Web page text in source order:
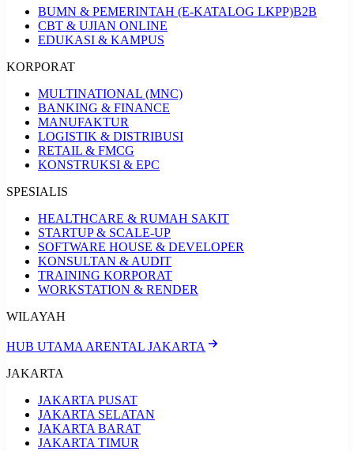
BUMN & PEMERINTAH (E-KATALOG LKPP)B2B
CBT & UJIAN ONLINE
EDUKASI & KAMPUS
KORPORAT
MULTINATIONAL (MNC)
BANKING & FINANCE
MANUFAKTUR
LOGISTIK & DISTRIBUSI
RETAIL & FMCG
KONSTRUKSI & EPC
SPESIALIS
HEALTHCARE & RUMAH SAKIT
STARTUP & SCALE-UP
SOFTWARE HOUSE & DEVELOPER
KONSULTAN & AUDIT
TRAINING KORPORAT
WORKSTATION & RENDER
WILAYAH
HUB UTAMA ARENTAL JAKARTA
JAKARTA
JAKARTA PUSAT
JAKARTA SELATAN
JAKARTA BARAT
JAKARTA TIMUR